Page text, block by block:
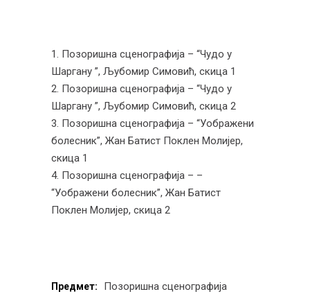
Позоришна сценографија – “Чудо у
Шаргану ”, Љубомир Симовић, скица 1
Позоришна сценографија – “Чудо у
Шаргану ”, Љубомир Симовић, скица 2
Позоришна сценографија – “Уображени
болесник”, Жан Батист Поклен Молијер,
скица 1
Позоришна сценографија – –
“Уображени болесник”, Жан Батист
Поклен Молијер, скица 2
Предмет:
Позоришна сценографија